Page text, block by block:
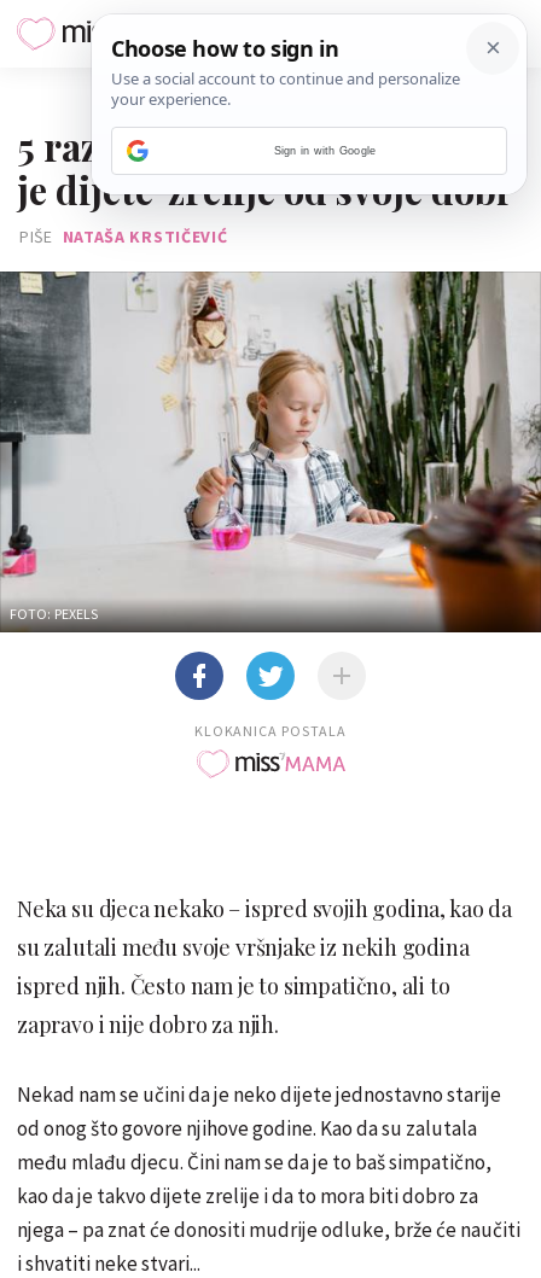
5 razloga zašto nije dobro da
je dijete 'zrelije od svoje dobi'
PIŠE NATAŠA KRSTIČEVIĆ
FOTO: PEXELS
KLOKANICA POSTALA
Neka su djeca nekako – ispred svojih godina, kao da
su zalutali među svoje vršnjake iz nekih godina
ispred njih. Često nam je to simpatično, ali to
zapravo i nije dobro za njih.
Nekad nam se učini da je neko dijete jednostavno starije
od onog što govore njihove godine. Kao da su zalutala
među mlađu djecu. Čini nam se da je to baš simpatično,
kao da je takvo dijete zrelije i da to mora biti dobro za
njega – pa znat će donositi mudrije odluke, brže će naučiti
i shvatiti neke stvari...
Sign in with Google